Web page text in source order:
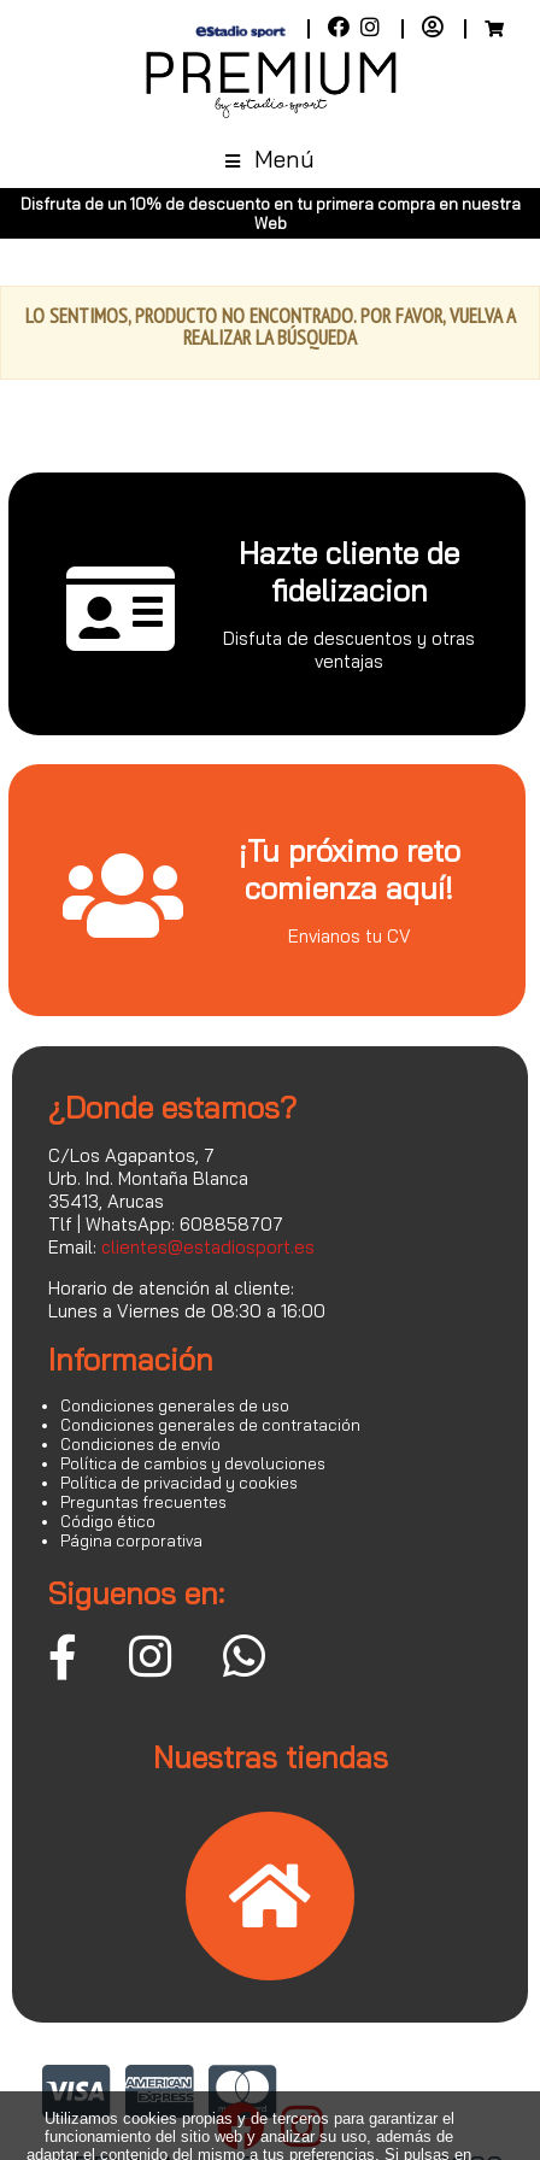
Menú
Disfruta de un 10% de descuento en tu primera compra en nuestra
Web
LO SENTIMOS, PRODUCTO NO ENCONTRADO. POR FAVOR, VUELVA A
REALIZAR LA BÚSQUEDA
Hazte cliente de
fidelizacion
Disfuta de descuentos y otras
ventajas
¡Tu próximo reto
comienza aquí!
Envianos tu CV
¿Donde estamos?
C/Los Agapantos, 7
Urb. Ind. Montaña Blanca
35413, Arucas
Tlf | WhatsApp: 608858707
Email: clientes@estadiosport.es
Horario de atención al cliente:
Lunes a Viernes de 08:30 a 16:00
Información
Condiciones generales de uso
Condiciones generales de contratación
Condiciones de envío
Política de cambios y devoluciones
Política de privacidad y cookies
Preguntas frecuentes
Código ético
Página corporativa
Siguenos en:
Nuestras tiendas
Utilizamos cookies propias y de terceros para garantizar el
funcionamiento del sitio web y analizar su uso, además de
adaptar el contenido del mismo a tus preferencias. Si pulsas en